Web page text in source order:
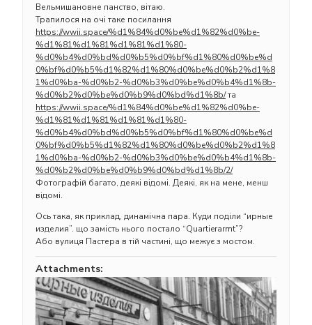
Вельмишановне панство, вітаю.
Трапилося на очі таке посилання
https://wwii.space/%d1%84%d0%be%d1%82%d0%be-
%d1%81%d1%81%d1%81%d1%80-
%d0%b4%d0%bd%d0%b5%d0%bf%d1%80%d0%be%d
0%bf%d0%b5%d1%82%d1%80%d0%be%d0%b2%d1%8
1%d0%ba-%d0%b2-%d0%b3%d0%be%d0%b4%d1%8b-
%d0%b2%d0%be%d0%b9%d0%bd%d1%8b/та
https://wwii.space/%d1%84%d0%be%d1%82%d0%be-
%d1%81%d1%81%d1%81%d1%80-
%d0%b4%d0%bd%d0%b5%d0%bf%d1%80%d0%be%d
0%bf%d0%b5%d1%82%d1%80%d0%be%d0%b2%d1%8
1%d0%ba-%d0%b2-%d0%b3%d0%be%d0%b4%d1%8b-
%d0%b2%d0%be%d0%b9%d0%bd%d1%8b/2/
Фотографій багато, деякі відомі. Деякі, як на мене, менш
відомі.
Ось така, як приклад, динамічна пара. Куди поділи “ирные
изделия”. що замість нього постало “Quartierarmt”?
Або вулиця Пастера в тій частині, що межує з мостом.
Attachments: